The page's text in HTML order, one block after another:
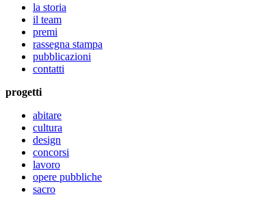
la storia
il team
premi
rassegna stampa
pubblicazioni
contatti
progetti
abitare
cultura
design
concorsi
lavoro
opere pubbliche
sacro